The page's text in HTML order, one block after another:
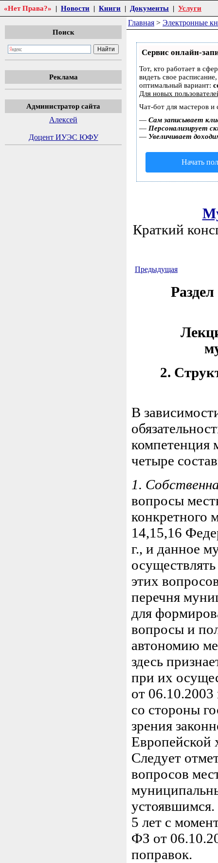
«Нет Права?» | Новости | Книги | Документы | Услуги
Поиск
Реклама
Администратор сайта
Алексей
Доцент ИУЭС ЮФУ
Главная > Электронные
Сервис онлайн-
Тот, кто работает в
видеть свое
оптимальный вариант:
Для новых
Чат-бот для мастеров и
— Сам записывает
— Персонализирует
— Увеличивает
Начать
Краткий
Предыдущая
2.
В
компетенция
четыре
1.
вопросы
конкретного
14,15,16
г., и данное
этих
перечня
для
вопросы и
автономию
здесь
при их
от
со стороны
зрения
Европейской
Следует
вопросов
устоявшимся.
5 лет с
ФЗ от
поправок.